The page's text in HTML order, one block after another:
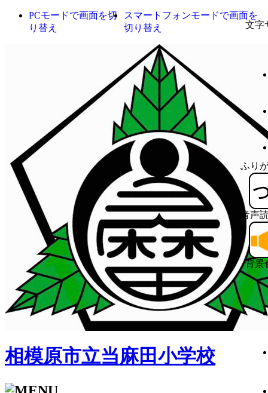
文字
ふり
音声
背景
PCモードで画面を切
り替え
スマートフォンモードで画面を
切り替え
相模原市立当麻田小学校